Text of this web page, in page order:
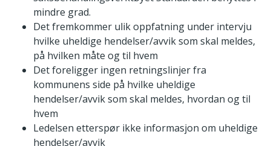
mindre grad.
Det fremkommer ulik oppfatning under intervju
hvilke uheldige hendelser/avvik som skal meldes,
på hvilken måte og til hvem
Det foreligger ingen retningslinjer fra
kommunens side på hvilke uheldige
hendelser/avvik som skal meldes, hvordan og til
hvem
Ledelsen etterspør ikke informasjon om uheldige
hendelser/avvik